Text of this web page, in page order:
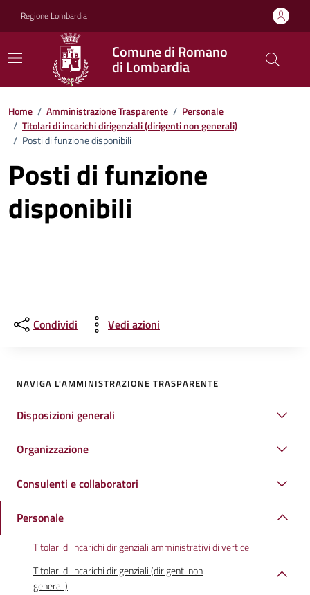
Regione Lombardia
Comune di Romano
di Lombardia
Home / Amministrazione Trasparente / Personale
/ Titolari di incarichi dirigenziali (dirigenti non generali)
/ Posti di funzione disponibili
Posti di funzione
disponibili
Condividi Vedi azioni
NAVIGA L'AMMINISTRAZIONE TRASPARENTE
Disposizioni generali
Organizzazione
Consulenti e collaboratori
Personale
Titolari di incarichi dirigenziali amministrativi di vertice
Titolari di incarichi dirigenziali (dirigenti non
generali)